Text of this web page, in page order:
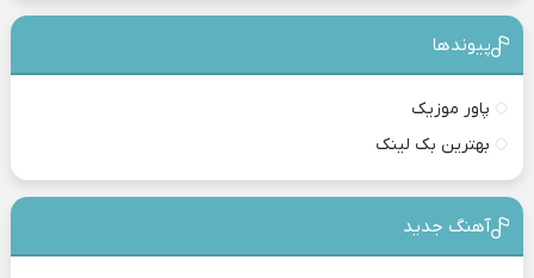
پیوندها
پاور موزیک
بهترین بک لینک
آهنگ جدید